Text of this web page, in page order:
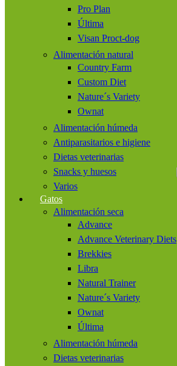
Pro Plan
Última
Visan Proct-dog
Alimentación natural
Country Farm
Custom Diet
Nature´s Variety
Ownat
Alimentación húmeda
Antiparasitarios e higiene
Dietas veterinarias
Snacks y huesos
Varios
Gatos
Alimentación seca
Advance
Advance Veterinary Diets
Brekkies
Libra
Natural Trainer
Nature´s Variety
Ownat
Última
Alimentación húmeda
Dietas veterinarias